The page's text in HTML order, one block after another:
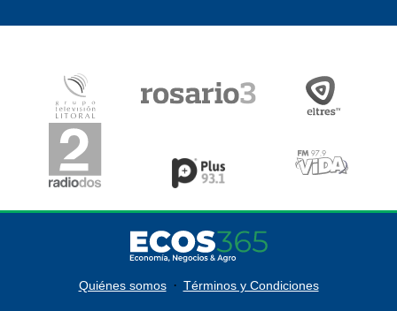
Quiénes somos · Términos y Condiciones